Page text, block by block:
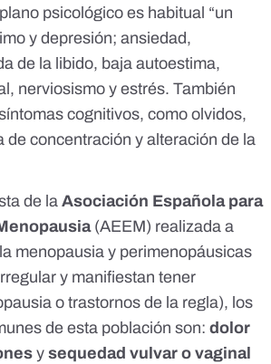
psicológico es habitual “un
y depresión; ansiedad,
de la libido, baja autoestima,
nerviosismo y estrés. También
cognitivos, como olvidos,
de concentración y alteración de la
de la Asociación Española para
(AEEM) realizada a
menopausia y perimenopáusicas
y manifiestan tener
o trastornos de la regla), los
de esta población son: dolor
y sequedad vulvar o vaginal